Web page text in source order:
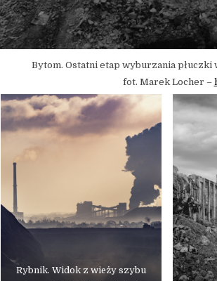
Bytom. Ostatni etap wyburzania
fot. Marek Locher –
Rybnik. Widok z wieży szybu